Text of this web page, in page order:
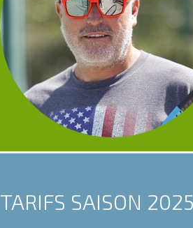
TARIFS SAISON